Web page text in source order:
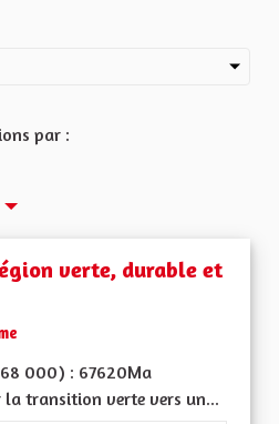
par :
verte, durable et
000) : 67620Ma
transition verte vers un...